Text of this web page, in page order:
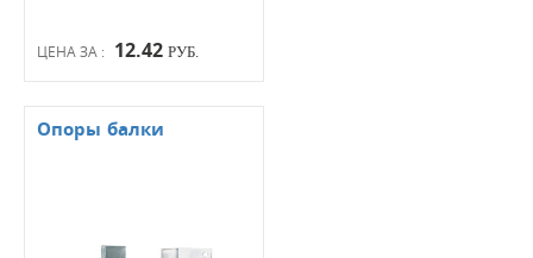
ЦЕНА ЗА : 12.42 РУБ.
Опоры балки